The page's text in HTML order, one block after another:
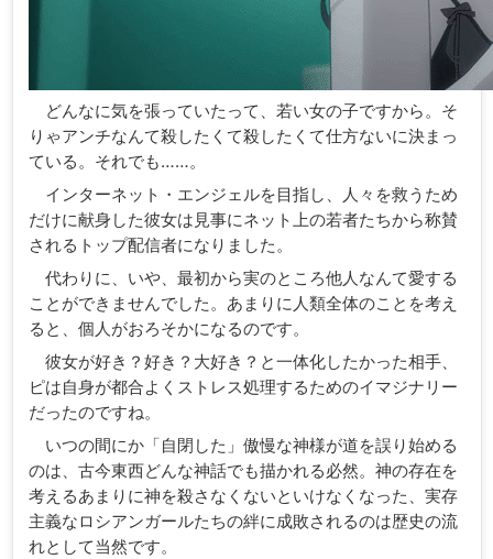
どんなに気を張っていたって、若い女の子ですから。そ
りゃアンチなんて殺したくて殺したくて仕方ないに決まっ
ている。それでも……。
インターネット・エンジェルを目指し、人々を救うため
だけに献身した彼女は見事にネット上の若者たちから称賛
されるトップ配信者になりました。
代わりに、いや、最初から実のところ他人なんて愛する
ことができませんでした。あまりに人類全体のことを考え
ると、個人がおろそかになるのです。
彼女が好き？好き？大好き？と一体化したかった相手、
ピは自身が都合よくストレス処理するためのイマジナリー
だったのですね。
いつの間にか「自閉した」傲慢な神様が道を誤り始める
のは、古今東西どんな神話でも描かれる必然。神の存在を
考えるあまりに神を殺さなくないといけなくなった、実存
主義なロシアンガールたちの絆に成敗されるのは歴史の流
れとして当然です。